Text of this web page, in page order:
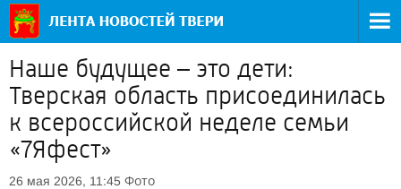
Наше будущее – это дети:
Тверская область присоединилась
к всероссийской неделе семьи
«7Яфест»
26 мая 2026, 11:45 Фото